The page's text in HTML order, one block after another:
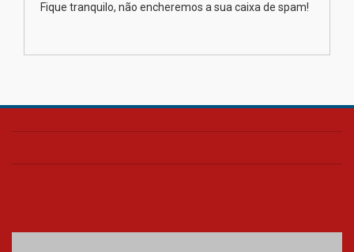
Transformadora reúne
Fique tranquilo, não encheremos a sua caixa de spam!